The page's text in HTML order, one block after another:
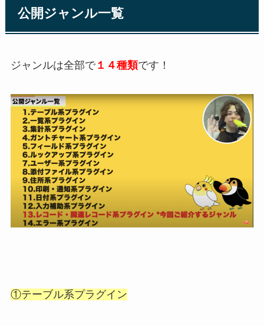
公開ジャンル一覧
ジャンルは全部で１４種類です！
①テーブル系プラグイン